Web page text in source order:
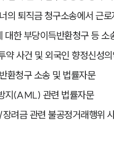
의 퇴직금 청구소송에서 근
대한 부당이득반환청구 등 소
약 사건 및 외국인 향정신성
환청구 소송 및 법률자문
지(AML) 관련 법률자문
려금 관련 불공정거래행위